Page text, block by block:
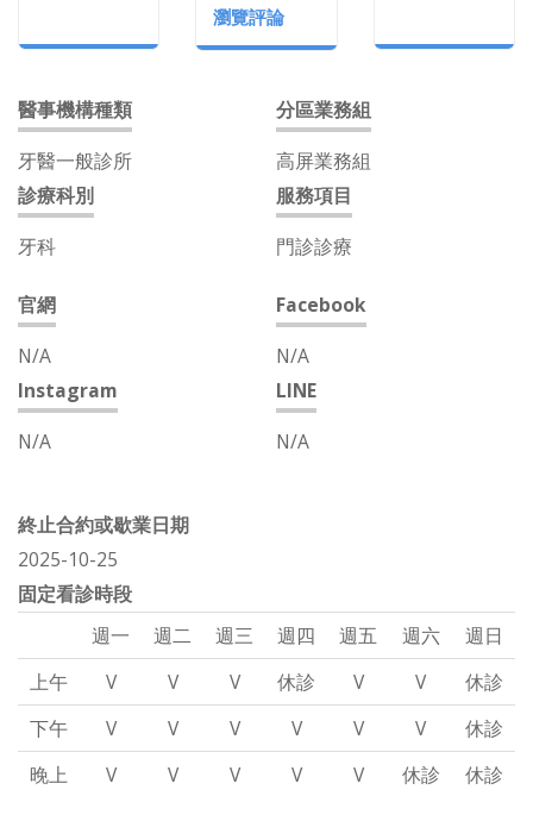
瀏覽評論
醫事機構種類
牙醫一般診所
分區業務組
高屏業務組
診療科別
牙科
服務項目
門診診療
官網
N/A
Facebook
N/A
Instagram
N/A
LINE
N/A
終止合約或歇業日期
2025-10-25
固定看診時段
週一
週二 週三 週四 週五 週六
週日
上午
V V V 休診 V V
休診
下午
V V V V V V
休診
晚上
V V V V V 休診 休診